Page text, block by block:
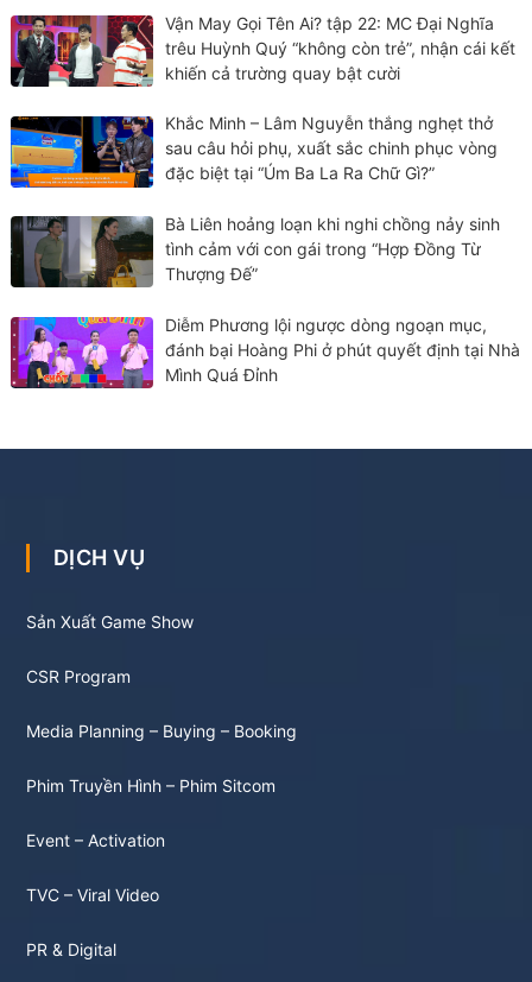
Vận May Gọi Tên Ai? tập 22: MC Đại Nghĩa
trêu Huỳnh Quý “không còn trẻ”, nhận cái kết
khiến cả trường quay bật cười
Khắc Minh – Lâm Nguyễn thắng nghẹt thở
sau câu hỏi phụ, xuất sắc chinh phục vòng
đặc biệt tại “Úm Ba La Ra Chữ Gì?”
Bà Liên hoảng loạn khi nghi chồng nảy sinh
tình cảm với con gái trong “Hợp Đồng Từ
Thượng Đế”
Diễm Phương lội ngược dòng ngoạn mục,
đánh bại Hoàng Phi ở phút quyết định tại Nhà
Mình Quá Đỉnh
DỊCH VỤ
Sản Xuất Game Show
CSR Program
Media Planning – Buying – Booking
Phim Truyền Hình – Phim Sitcom
Event – Activation
TVC – Viral Video
PR & Digital